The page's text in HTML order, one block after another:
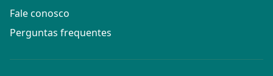
Fale conosco
Perguntas frequentes